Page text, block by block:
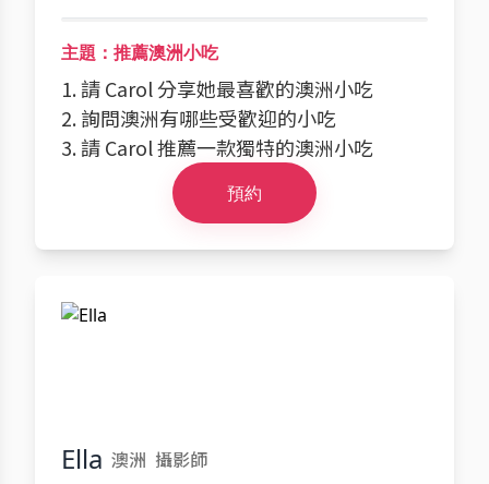
主題：推薦澳洲小吃
1. 請 Carol 分享她最喜歡的澳洲小吃
2. 詢問澳洲有哪些受歡迎的小吃
3. 請 Carol 推薦一款獨特的澳洲小吃
預約
Ella 澳洲 攝影師